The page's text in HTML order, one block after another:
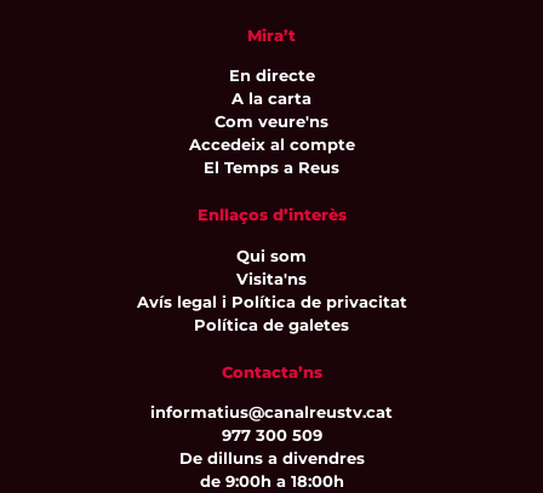
Mira’t
En directe
A la carta
Com veure'ns
Accedeix al compte
El Temps a Reus
Enllaços d’interès
Qui som
Visita'ns
Avís legal i Política de privacitat
Política de galetes
Contacta’ns
informatius@canalreustv.cat
977 300 509
De dilluns a divendres
de 9:00h a 18:00h